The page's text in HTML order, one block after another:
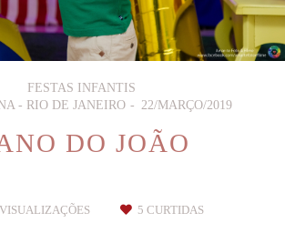
FESTAS INFANTIS
- RIO DE JANEIRO
22/MARÇO/2019
DO JOÃO
VISUALIZAÇÕES 5 CURTIDAS